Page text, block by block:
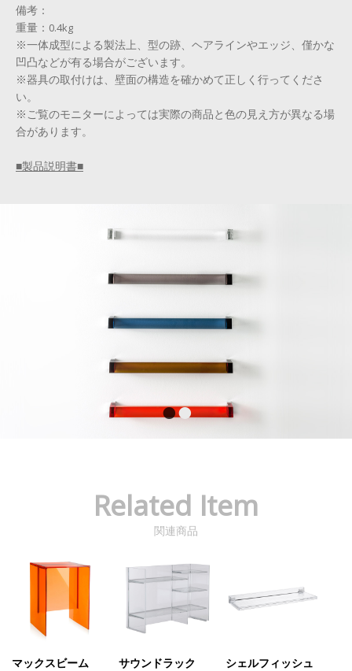
備考：
重量：0.4kg
※一体成型による製法上、型の跡、ヘアラインやエッジ、僅かな
凹凸などが有る場合がございます。
※器具の取付けは、壁面の構造を確かめて正しく行ってくださ
い。
※ご覧のモニターによっては実際の商品と色の見え方が異なる場
合があります。
■製品説明書■
Related Item
関連商品
マックスビーム サウンドラック シェルフィッシュ